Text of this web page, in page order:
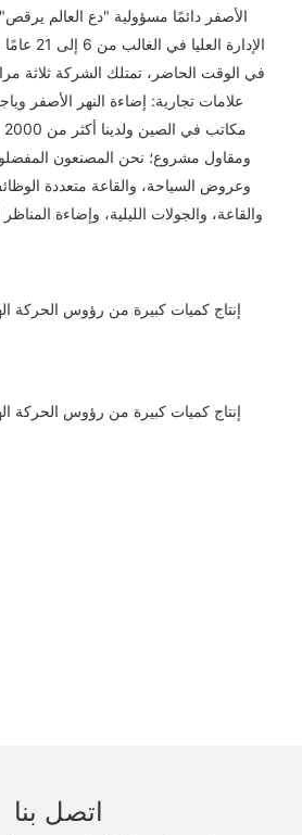
الأصفر دائمًا مسؤولية "دع العالم
الإدارة
في الوقت الحاضر، تمتلك الشركة ثلاثة
علامات تجارية: إضاءة النهر الأصفر
ومقاول مشروع؛ نحن المصنعون
وعروض السياحة، والقاعة متعددة
والقاعة، والجولات الليلية، وإضاءة
اتصل بنا